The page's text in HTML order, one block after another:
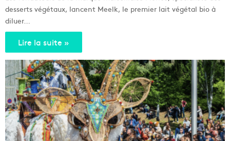
desserts végétaux, lancent Meelk, le premier lait végétal bio à
diluer…
Lire la suite »